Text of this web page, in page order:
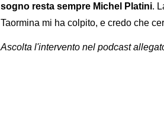
sogno resta sempre Michel Platini.
Taormina mi ha colpito, e credo che
Ascolta l'intervento nel podcast